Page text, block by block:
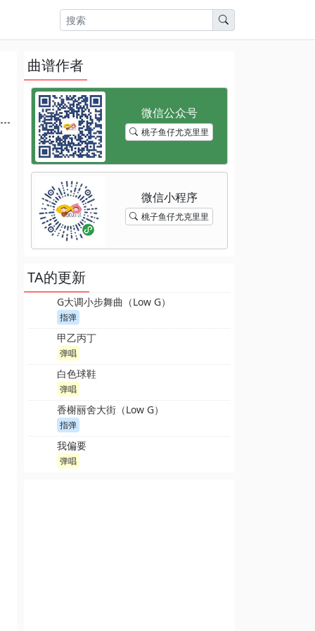
曲谱作者
桃子鱼仔尤克里里
桃子鱼仔尤克里里
TA的更新
G大调小步舞曲（Low G）
指弹
甲乙丙丁
弹唱
白色球鞋
弹唱
香榭丽舍大街（Low G）
指弹
我偏要
弹唱